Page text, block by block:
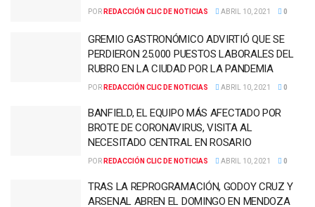
POR REDACCIÓN CLIC DE NOTICIAS ABRIL 10, 2021 0
GREMIO GASTRONÓMICO ADVIRTIÓ QUE SE
PERDIERON 25.000 PUESTOS LABORALES DEL
RUBRO EN LA CIUDAD POR LA PANDEMIA
POR REDACCIÓN CLIC DE NOTICIAS ABRIL 10, 2021 0
BANFIELD, EL EQUIPO MÁS AFECTADO POR
BROTE DE CORONAVIRUS, VISITA AL
NECESITADO CENTRAL EN ROSARIO
POR REDACCIÓN CLIC DE NOTICIAS ABRIL 10, 2021 0
TRAS LA REPROGRAMACIÓN, GODOY CRUZ Y
ARSENAL ABREN EL DOMINGO EN MENDOZA